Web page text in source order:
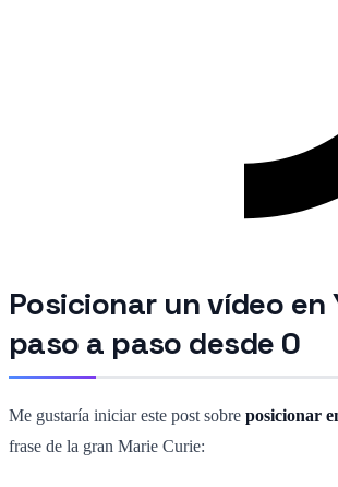
Posicionar un vídeo en
paso a paso desde 0
Me gustaría iniciar este post sobre posicionar
frase de la gran Marie Curie: